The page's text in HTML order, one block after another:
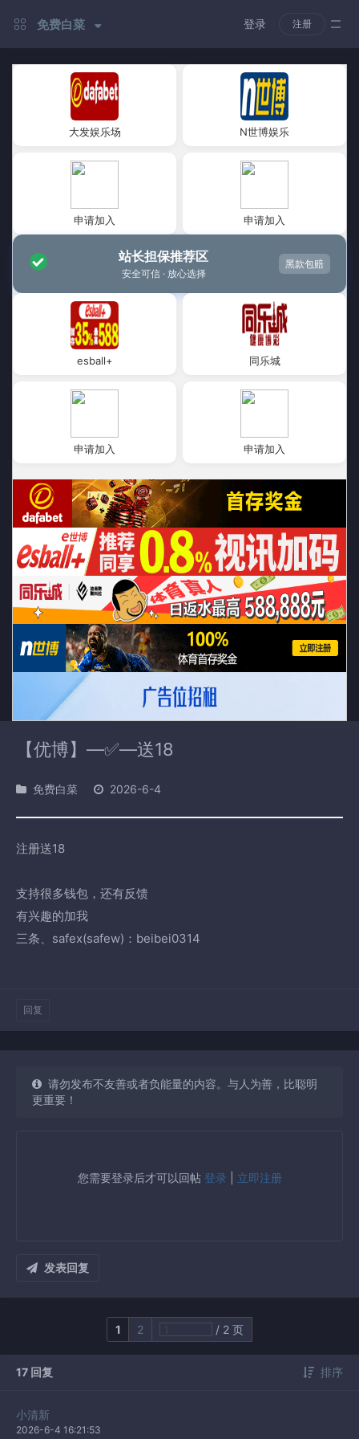
免费白菜 登录 注册
大发娱乐场 N世博娱乐
申请加入 申请加入
站长担保推荐区
安全可信 · 放心选择
黑款包赔
esball+ 同乐城
申请加入 申请加入
【优博】—✅—送18
免费白菜 2026-6-4
注册送18
支持很多钱包，还有反馈
有兴趣的加我
三条、safex(safew)：beibei0314
回复
请勿发布不友善或者负能量的内容。与人为善，比聪明
更重要！
您需要登录后才可以回帖 登录 立即注册
发表回复
1 2 / 2 页
17 回复 排序
小清新
2026-6-4 16:21:53